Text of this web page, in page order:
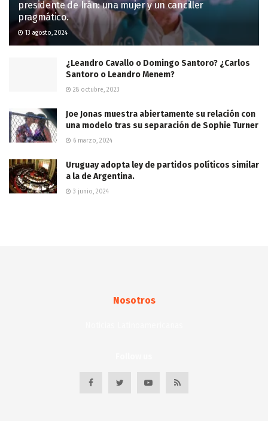
presidente de Irán: una mujer y un canciller
pragmático.
13 agosto, 2024
¿Leandro Cavallo o Domingo Santoro? ¿Carlos
Santoro o Leandro Menem?
28 octubre, 2023
Joe Jonas muestra abiertamente su relación con
una modelo tras su separación de Sophie Turner
6 marzo, 2024
Uruguay adopta ley de partidos políticos similar
a la de Argentina.
3 junio, 2024
Nosotros